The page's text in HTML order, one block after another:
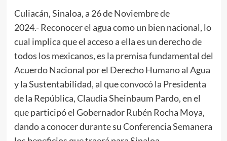
Culiacán, Sinaloa, a 26 de Noviembre de
2024.- Reconocer el agua como un bien nacional, lo
cual implica que el acceso a ella es un derecho de
todos los mexicanos, es la premisa fundamental del
Acuerdo Nacional por el Derecho Humano al Agua
y la Sustentabilidad, al que convocó la Presidenta
de la República, Claudia Sheinbaum Pardo, en el
que participó el Gobernador Rubén Rocha Moya,
dando a conocer durante su Conferencia Semanera